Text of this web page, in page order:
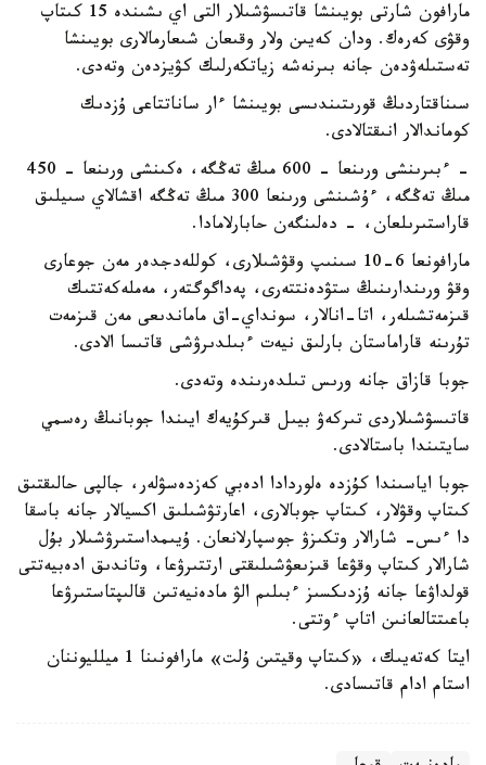
مارافون شارتى بويىنشا قاتىسۋشىلار التى اي ىشىندە 15 كىتاپ
وقۋى كەرەك. ودان كەيىن ولار وقىعان شىعارمالارى بويىنشا
تەستىلەۋدەن جانە بىرنەشە زياتكەرلىك كۋيزدەن وتەدى.
سىناقتاردىڭ قورىتىندىسى بويىنشا ءار ساناتتاعى ۇزدىك
كوماندالار انىقتالادى.
- ءبىرىنشى ورىنعا - 600 مىڭ تەڭگە، ەكىنشى ورىنعا - 450
مىڭ تەڭگە، ءۇشىنشى ورىنعا 300 مىڭ تەڭگە اقشالاي سىيلىق
قاراستىرىلعان، - دەلىنگەن حابارلامادا.
مارافونعا 6-10 سىنىپ وقۋشىلارى، كوللەدجدەر مەن جوعارى
وقۋ ورىندارىنىڭ ستۋدەنتتەرى، پەداگوگتەر، مەملەكەتتىك
قىزمەتشىلەر، اتا-انالار، سونداي-اق ماماندىعى مەن قىزمەت
تۇرىنە قاراماستان بارلىق نيەت ءبىلدىرۋشى قاتىسا الادى.
جوبا قازاق جانە ورىس تىلدەرىندە وتەدى.
قاتىسۋشىلاردى تىركەۋ بيىل قىركۇيەك ايىندا جوبانىڭ رەسمي
سايتىندا باستالادى.
جوبا اياسىندا كۇزدە ەلوردادا ادەبي كەزدەسۋلەر، جالپى حالىقتىق
كىتاپ وقۋلار، كىتاپ جوبالارى، اعارتۋشىلىق اكسيالار جانە باسقا
دا ءىس- شارالار وتكىزۋ جوسپارلانعان. ۇيىمداستىرۋشىلار بۇل
شارالار كىتاپ وقۋعا قىزىعۋشىلىقتى ارتتىرۋعا، وتاندىق ادەبيەتتى
قولداۋعا جانە ۇزدىكسىز ءبىلىم الۋ مادەنيەتىن قالىپتاستىرۋعا
باعىتتالعانىن اتاپ ءوتتى.
ايتا كەتەيىك، «كىتاپ وقيتىن ۇلت» مارافونىنا 1 ميلليوننان
استام ادام قاتىسادى.